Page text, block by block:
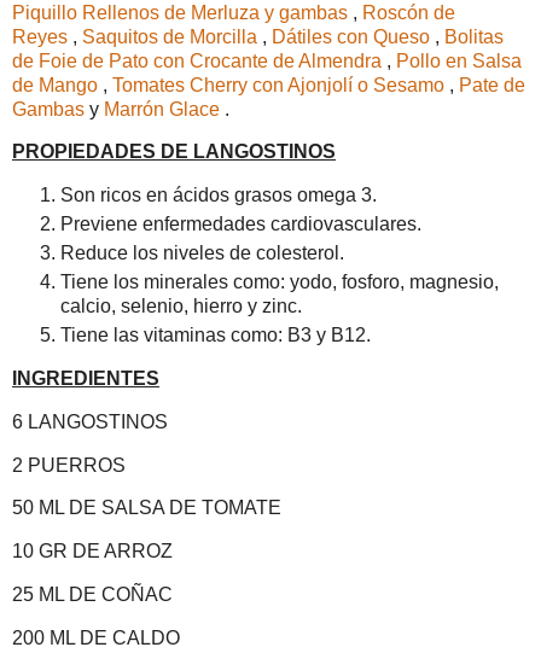
Piquillo Rellenos de Merluza y gambas , Roscón de
Reyes , Saquitos de Morcilla , Dátiles con Queso , Bolitas
de Foie de Pato con Crocante de Almendra , Pollo en Salsa
de Mango , Tomates Cherry con Ajonjolí o Sesamo , Pate de
Gambas y Marrón Glace .
PROPIEDADES DE LANGOSTINOS
Son ricos en ácidos grasos omega 3.
Previene enfermedades cardiovasculares.
Reduce los niveles de colesterol.
Tiene los minerales como: yodo, fosforo, magnesio,
calcio, selenio, hierro y zinc.
Tiene las vitaminas como: B3 y B12.
INGREDIENTES
6 LANGOSTINOS
2 PUERROS
50 ML DE SALSA DE TOMATE
10 GR DE ARROZ
25 ML DE COÑAC
200 ML DE CALDO